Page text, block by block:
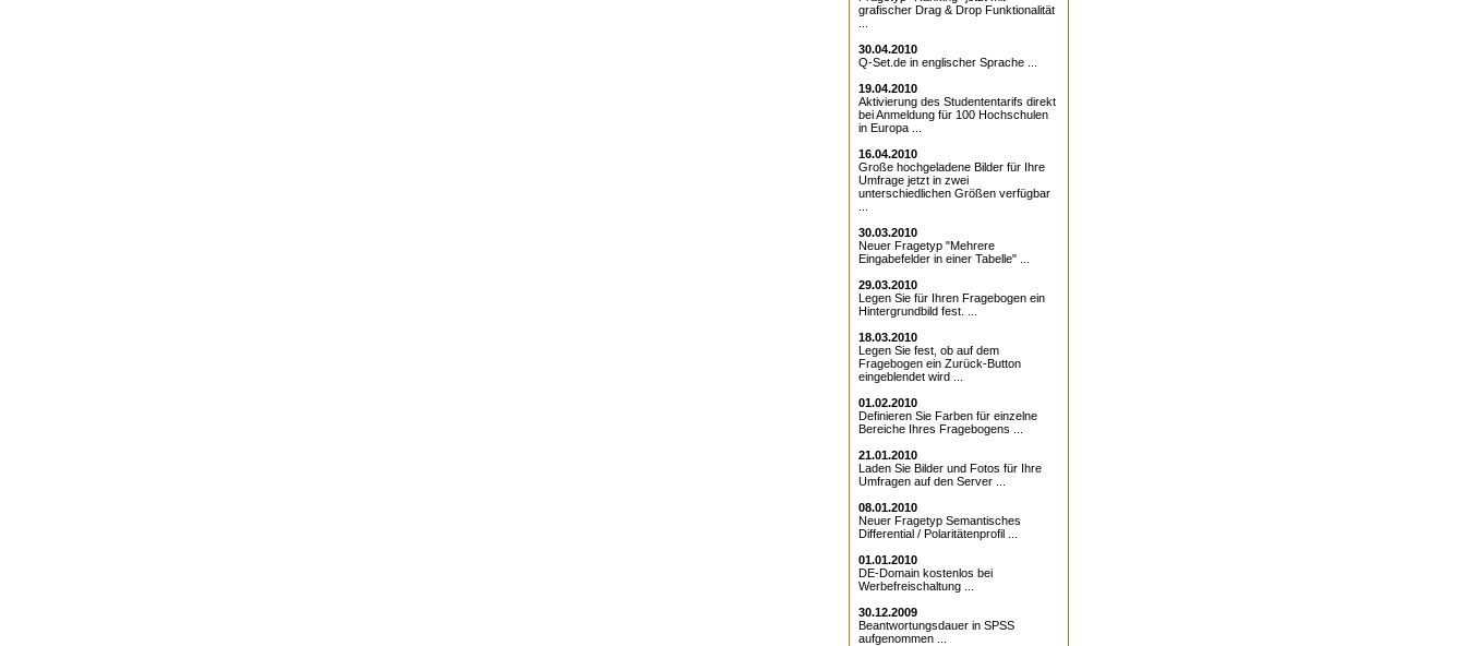
grafischer Drag & Drop Funktionalität
30.04.2010
Q-Set.de in englischer Sprache ...
19.04.2010
Aktivierung des Studententarifs direkt
bei Anmeldung für 100 Hochschulen
in Europa ...
16.04.2010
Große hochgeladene Bilder für Ihre
Umfrage jetzt in zwei
unterschiedlichen Größen verfügbar
30.03.2010
Neuer Fragetyp "Mehrere
Eingabefelder in einer Tabelle" ...
29.03.2010
Legen Sie für Ihren Fragebogen ein
Hintergrundbild fest. ...
18.03.2010
Legen Sie fest, ob auf dem
Fragebogen ein Zurück-Button
eingeblendet wird ...
01.02.2010
Definieren Sie Farben für einzelne
Bereiche Ihres Fragebogens ...
21.01.2010
Laden Sie Bilder und Fotos für Ihre
Umfragen auf den Server ...
08.01.2010
Neuer Fragetyp Semantisches
Differential / Polaritätenprofil ...
01.01.2010
DE-Domain kostenlos bei
Werbefreischaltung ...
30.12.2009
Beantwortungsdauer in SPSS
aufgenommen ...